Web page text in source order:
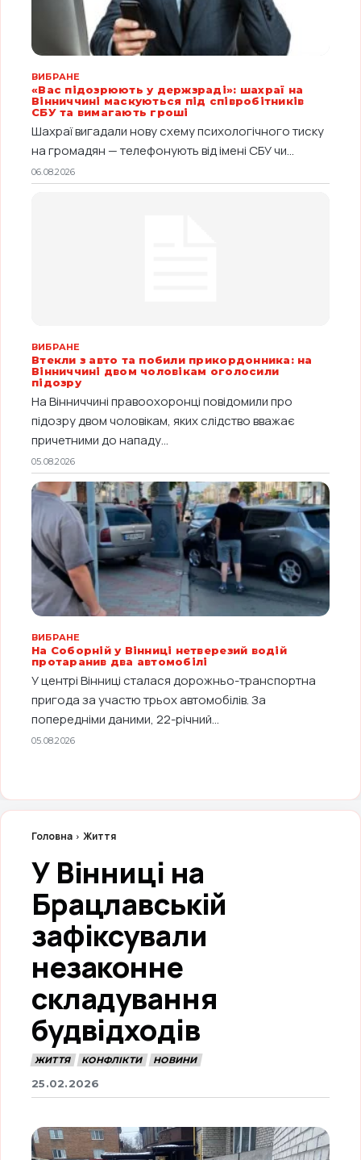
ВИБРАНЕ
«Вас підозрюють у держзраді»: шахраї на
Вінниччині маскуються під співробітників
СБУ та вимагають гроші
Шахраї вигадали нову схему психологічного тиску
на громадян — телефонують від імені СБУ чи...
06.08.2026
ВИБРАНЕ
Втекли з авто та побили прикордонника: на
Вінниччині двом чоловікам оголосили
підозру
На Вінниччині правоохоронці повідомили про
підозру двом чоловікам, яких слідство вважає
причетними до нападу...
05.08.2026
ВИБРАНЕ
На Соборній у Вінниці нетверезий водій
протаранив два автомобілі
У центрі Вінниці сталася дорожньо-транспортна
пригода за участю трьох автомобілів. За
попередніми даними, 22-річний...
05.08.2026